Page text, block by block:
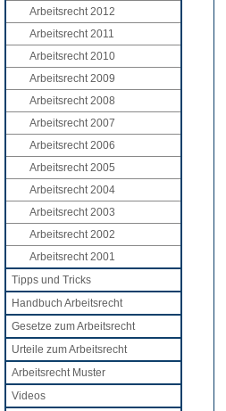
Arbeitsrecht 2012
Arbeitsrecht 2011
Arbeitsrecht 2010
Arbeitsrecht 2009
Arbeitsrecht 2008
Arbeitsrecht 2007
Arbeitsrecht 2006
Arbeitsrecht 2005
Arbeitsrecht 2004
Arbeitsrecht 2003
Arbeitsrecht 2002
Arbeitsrecht 2001
Tipps und Tricks
Handbuch Arbeitsrecht
Gesetze zum Arbeitsrecht
Urteile zum Arbeitsrecht
Arbeitsrecht Muster
Videos